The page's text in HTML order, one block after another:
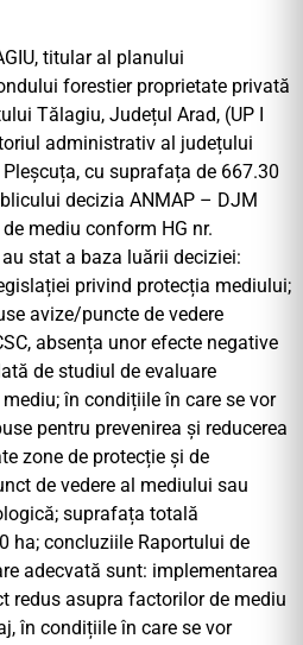
titular al planului
forestier proprietate privată
Tălagiu, Județul Arad, (UP I
administrativ al județului
cu suprafața de 667.30
decizia ANMAP – DJM
mediu conform HG nr.
stat a baza luării deciziei:
privind protecția mediului;
avize/puncte de vedere
absența unor efecte negative
de studiul de evaluare
în condițiile în care se vor
pentru prevenirea și reducerea
zone de protecție și de
de vedere al mediului sau
suprafața totală
ha; concluziile Raportului de
adecvată sunt: implementarea
redus asupra factorilor de mediu
în condițiile în care se vor